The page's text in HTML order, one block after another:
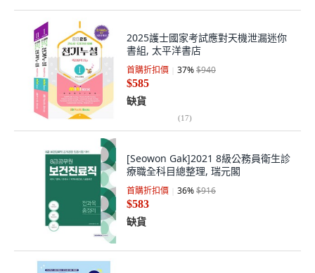
2025護士國家考試應對天機泄漏迷你
書組, 太平洋書店
首購折扣價 37%$940
$585
缺貨
(17)
[Seowon Gak]2021 8級公務員衛生診
療職全科目總整理, 瑞元閣
首購折扣價 36%$916
$583
缺貨